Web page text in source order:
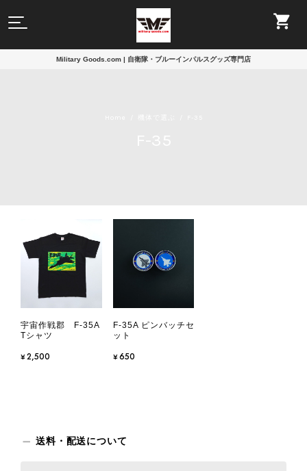
Military Goods.com | 自衛隊・ブルーインパルスグッズ専門店
宇宙作戦郡 F-35A
Tシャツ
¥2,500
F-35A ピンバッチセ
ット
¥650
送料・配送について